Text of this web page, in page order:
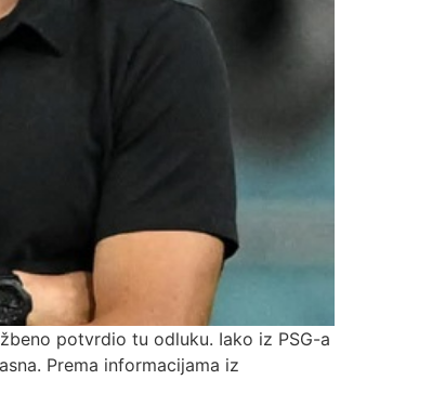
potvrdio tu odluku. Iako iz PSG-a
Prema informacijama iz